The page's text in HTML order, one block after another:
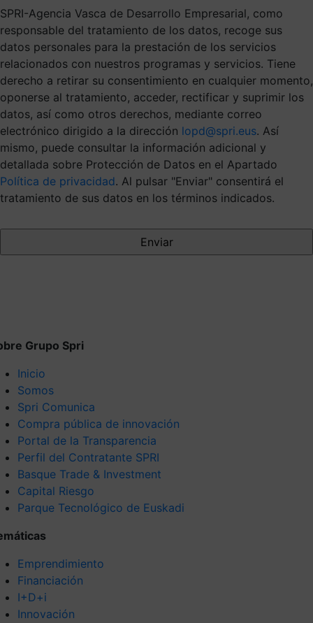
SPRI-Agencia Vasca de Desarrollo Empresarial, como
responsable del tratamiento de los datos, recoge sus
datos personales para la prestación de los servicios
relacionados con nuestros programas y servicios. Tiene
derecho a retirar su consentimiento en cualquier momento,
oponerse al tratamiento, acceder, rectificar y suprimir los
datos, así como otros derechos, mediante correo
electrónico dirigido a la dirección lopd@spri.eus. Así
mismo, puede consultar la información adicional y
detallada sobre Protección de Datos en el Apartado
Política de privacidad. Al pulsar "Enviar" consentirá el
tratamiento de sus datos en los términos indicados.
Grupo Spri
Inicio
Somos
Spri Comunica
Compra pública de innovación
Portal de la Transparencia
Perfil del Contratante SPRI
Basque Trade & Investment
Capital Riesgo
Parque Tecnológico de Euskadi
Emprendimiento
Financiación
I+D+i
Innovación